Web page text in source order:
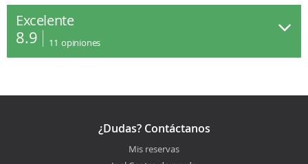
Excelente
8.9 11 opiniones
¿Dudas? Contáctanos
Mis reservas